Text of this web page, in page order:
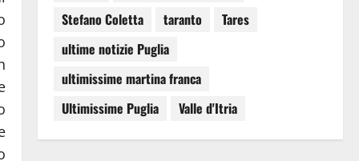
Stefano Coletta
taranto
Tares
ultime notizie Puglia
ultimissime martina franca
Ultimissime Puglia
Valle d'Itria